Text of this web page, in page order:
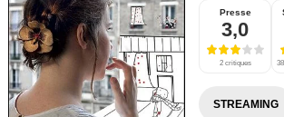
Presse
3,0
2 critiques
STREAMING